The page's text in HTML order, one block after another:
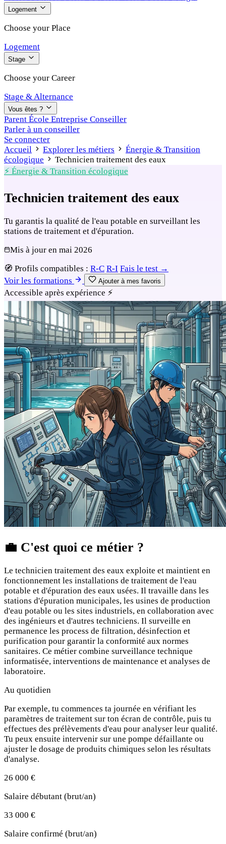
Logement
Choose your Place
Logement
Stage
Choose your Career
Stage & Alternance
Vous êtes ?
Parent École Entreprise Conseiller
Parler à un conseiller
Se connecter
Accueil
Explorer les métiers
Énergie & Transition
écologique
Technicien traitement des eaux
⚡ Énergie & Transition écologique
Technicien traitement des eaux
Tu garantis la qualité de l'eau potable en surveillant les
stations de traitement et d'épuration.
Mis à jour en mai 2026
🧭 Profils compatibles : R-C R-I Fais le test →
Voir les formations
Ajouter à mes favoris
Accessible après expérience ⚡
💼 C'est quoi ce métier ?
Le technicien traitement des eaux exploite et maintient en
fonctionnement les installations de traitement de l'eau
potable et d'épuration des eaux usées. Il travaille dans les
stations d'épuration municipales, les usines de production
d'eau potable ou les sites industriels, en collaboration avec
des ingénieurs et d'autres techniciens. Il surveille en
permanence les process de filtration, désinfection et
purification pour garantir la conformité aux normes
sanitaires. Ce métier combine surveillance technique
informatisée, interventions de maintenance et analyses de
laboratoire.
Au quotidien
Par exemple, tu commences ta journée en vérifiant les
paramètres de traitement sur ton écran de contrôle, puis tu
effectues des prélèvements d'eau pour analyser leur qualité.
Tu peux ensuite intervenir sur une pompe défaillante ou
ajuster le dosage de produits chimiques selon les résultats
d'analyse.
26 000 €
Salaire débutant (brut/an)
33 000 €
Salaire confirmé (brut/an)